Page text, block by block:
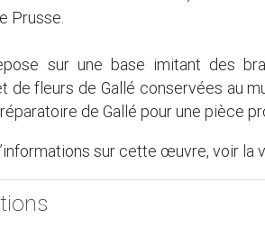
Prusse.
sur une base imitant des
de fleurs de Gallé conservées au
de Gallé pour une pièce
sur cette œuvre, voir la